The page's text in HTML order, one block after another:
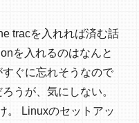
tracを入れれば済む話
を入れるのはなんと
ぐに忘れそうなので
うが、気にしない。
。 Linuxのセットアッ